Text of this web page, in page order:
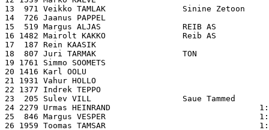
13  971 Veikko TAMLAK                Sinine Zetoon
14  726 Jaanus PAPPEL
15  519 Margus ALJAS                 REIB AS
16 1482 Mairolt KAKKO                Reib AS
17  187 Rein KAASIK
18  807 Juri TARMAK                  TON
19 1761 Simmo SOOMETS
20 1416 Karl OOLU
21 1931 Vahur HOLLO
22 1377 Indrek TEPPO
23  205 Sulev VILL                   Saue Tammed
24 2279 Urmas HEINRAND
25  846 Margus VESPER
26 1959 Toomas TAMSAR